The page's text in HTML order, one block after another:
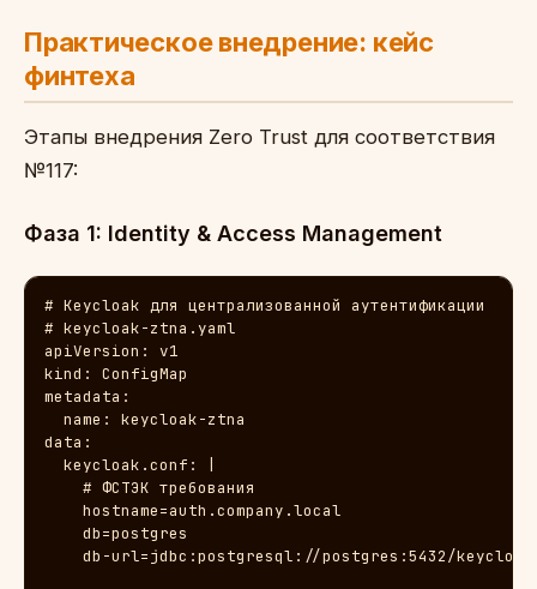
Практическое внедрение: кейс
финтеха
Этапы внедрения Zero Trust для соответствия
№117:
Фаза 1: Identity & Access Management
# Keycloak для централизованной аутентификации
# keycloak-ztna.yaml
apiVersion: v1
kind: ConfigMap
metadata:
  name: keycloak-ztna
data:
  keycloak.conf: |
    # ФСТЭК требования
    hostname=auth.company.local
    db=postgres
    db-url=jdbc:postgresql://postgres:5432/keycloak